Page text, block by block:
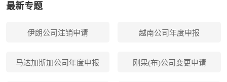
最新专题
伊朗公司注销申请 越南公司年度申报
马达加斯加公司年度申报 刚果(布)公司变更申请